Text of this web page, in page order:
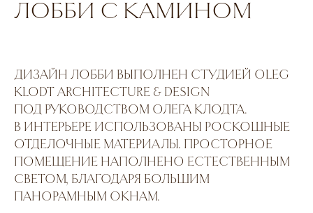
ЛОББИ С КАМИНОМ
ДИЗАЙН ЛОББИ ВЫПОЛНЕН СТУДИЕЙ OLEG
KLODT ARCHITECTURE & DESIGN
ПОД РУКОВОДСТВОМ ОЛЕГА КЛОДТА.
В ИНТЕРЬЕРЕ ИСПОЛЬЗОВАНЫ РОСКОШНЫЕ
ОТДЕЛОЧНЫЕ МАТЕРИАЛЫ. ПРОСТОРНОЕ
ПОМЕЩЕНИЕ НАПОЛНЕНО ЕСТЕСТВЕННЫМ
СВЕТОМ, БЛАГОДАРЯ БОЛЬШИМ
ПАНОРАМНЫМ ОКНАМ.
мошенничеству
используют сайты-клоны
известных компаний,
Проверяйте ресурсы и
работаете.
персональных данных в
персональных данных